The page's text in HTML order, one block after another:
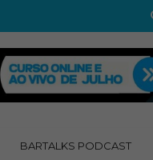
BARTALKS PODCAST